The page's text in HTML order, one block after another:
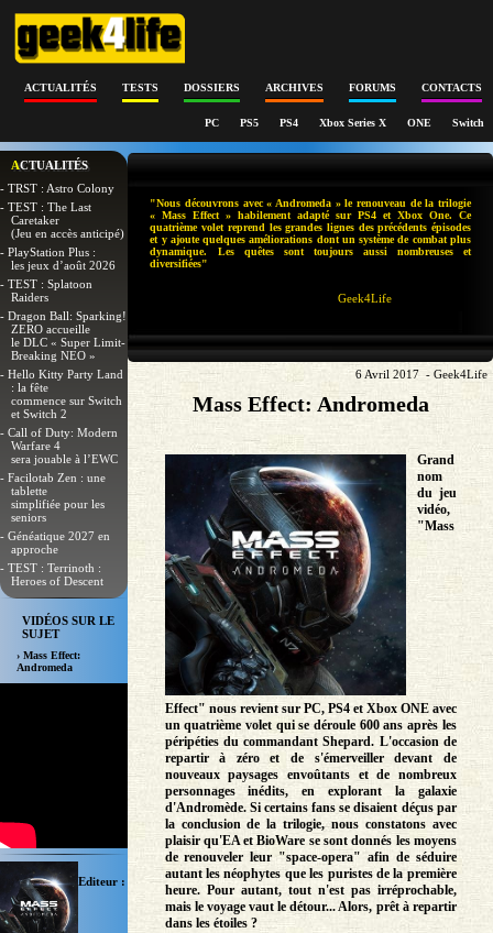
ACTUALITÉS TESTS DOSSIERS ARCHIVES FORUMS CONTACTS
PC PS5 PS4 Xbox Series X ONE Switch
ACTUALITÉS
- TRST : Astro Colony
- TEST : The Last
Caretaker
(Jeu en accès anticipé)
- PlayStation Plus :
les jeux d’août 2026
- TEST : Splatoon
Raiders
- Dragon Ball: Sparking!
ZERO accueille
le DLC « Super Limit-
Breaking NEO »
- Hello Kitty Party Land
: la fête
commence sur Switch
et Switch 2
- Call of Duty: Modern
Warfare 4
sera jouable à l’EWC
- Facilotab Zen : une
tablette
simplifiée pour les
seniors
- Généatique 2027 en
approche
- TEST : Terrinoth :
Heroes of Descent
VIDÉOS SUR LE
SUJET
› Mass Effect:
Andromeda
Editeur :
"Nous découvrons avec « Andromeda » le renouveau de la trilogie
« Mass Effect » habilement adapté sur PS4 et Xbox One. Ce
quatrième volet reprend les grandes lignes des précédents épisodes
et y ajoute quelques améliorations dont un système de combat plus
dynamique. Les quêtes sont toujours aussi nombreuses et
diversifiées"
Geek4Life
6 Avril 2017 - Geek4Life
Mass Effect: Andromeda
Grand
nom
du jeu
vidéo,
"Mass
Effect" nous revient sur PC, PS4 et Xbox ONE avec
un quatrième volet qui se déroule 600 ans après les
péripéties du commandant Shepard. L'occasion de
repartir à zéro et de s'émerveiller devant de
nouveaux paysages envoûtants et de nombreux
personnages inédits, en explorant la galaxie
d'Andromède. Si certains fans se disaient déçus par
la conclusion de la trilogie, nous constatons avec
plaisir qu'EA et BioWare se sont donnés les moyens
de renouveler leur "space-opera" afin de séduire
autant les néophytes que les puristes de la première
heure. Pour autant, tout n'est pas irréprochable,
mais le voyage vaut le détour... Alors, prêt à repartir
dans les étoiles ?